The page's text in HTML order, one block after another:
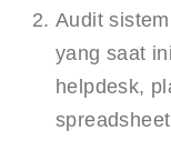
Audit
yang saat
helpdesk,